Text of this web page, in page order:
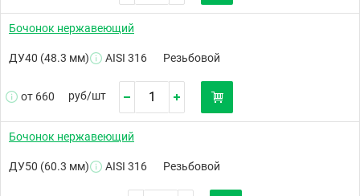
Бочонок нержавеющий
ДУ40 (48.3 мм) AISI 316 Резьбовой
от 660 руб/шт
Бочонок нержавеющий
ДУ50 (60.3 мм) AISI 316 Резьбовой